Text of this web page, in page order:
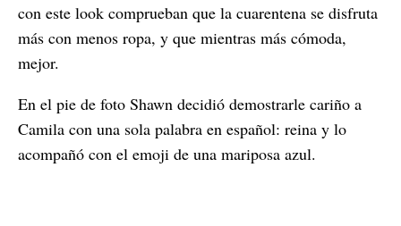
con este look comprueban que la cuarentena se disfruta
más con menos ropa, y que mientras más cómoda,
mejor.
En el pie de foto Shawn decidió demostrarle cariño a
Camila con una sola palabra en español: reina y lo
acompañó con el emoji de una mariposa azul.